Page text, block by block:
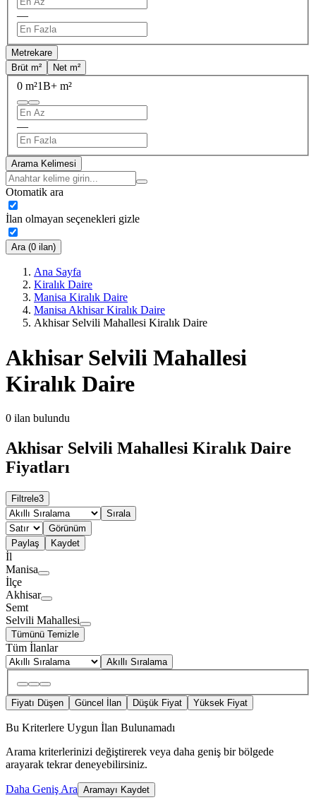
—
Metrekare
Brüt m²
Net m²
0 m²1B+ m²
—
Arama Kelimesi
Otomatik ara
İlan olmayan seçenekleri gizle
Ara (0 ilan)
Ana Sayfa
Kiralık Daire
Manisa Kiralık Daire
Manisa Akhisar Kiralık Daire
Akhisar Selvili Mahallesi Kiralık Daire
Akhisar Selvili Mahallesi
Kiralık Daire
0 ilan bulundu
Akhisar Selvili Mahallesi Kiralık Daire
Fiyatları
Filtrele3
Sırala
Görünüm
Paylaş
Kaydet
İl
Manisa
İlçe
Akhisar
Semt
Selvili Mahallesi
Tümünü Temizle
Tüm İlanlar
Akıllı Sıralama
Fiyatı Düşen Güncel İlan Düşük Fiyat Yüksek Fiyat
Bu Kriterlere Uygun İlan Bulunamadı
Arama kriterlerinizi değiştirerek veya daha geniş bir bölgede
arayarak tekrar deneyebilirsiniz.
Daha Geniş Ara Aramayı Kaydet